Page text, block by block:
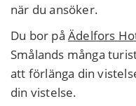
när du ansöker.
Du bor på Ädelfors
Smålands många
att förlänga din
din vistelse.